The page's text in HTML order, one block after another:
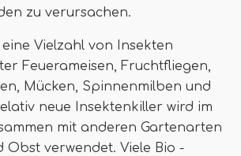
zu verursachen.
Vielzahl von Insekten
Feuerameisen, Fruchtfliegen,
Mücken, Spinnenmilben und
neue Insektenkiller wird im
mit anderen Gartenarten
Obst verwendet. Viele Bio -